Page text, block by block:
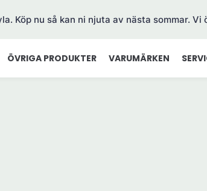
Köp nu så kan ni njuta av nästa sommar. Vi
ÖVRIGA PRODUKTER VARUMÄRKEN